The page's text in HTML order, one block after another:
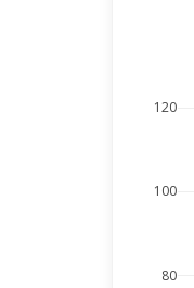
80
100
120